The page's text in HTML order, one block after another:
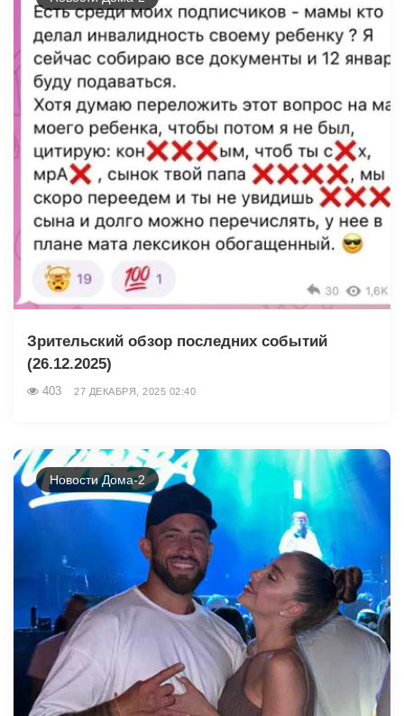
Зрительский обзор последних событий
(26.12.2025)
403 27 ДЕКАБРЯ, 2025 02:40
Новости Дома-2